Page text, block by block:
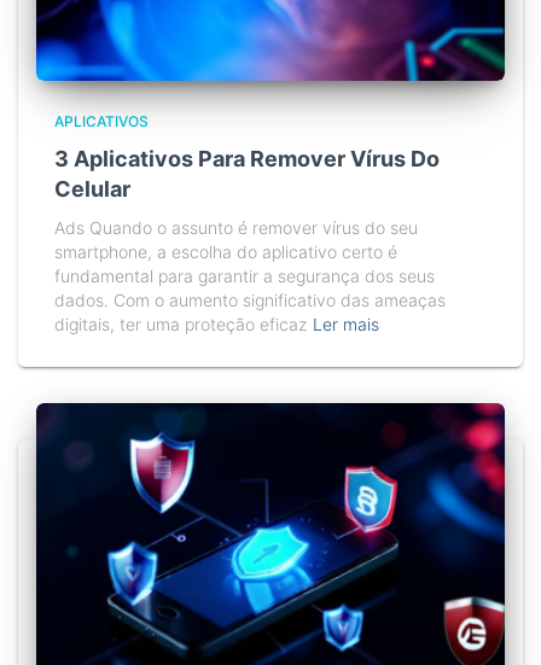
APLICATIVOS
3 Aplicativos Para Remover Vírus Do
Celular
Ads Quando o assunto é remover vírus do seu
smartphone, a escolha do aplicativo certo é
fundamental para garantir a segurança dos seus
dados. Com o aumento significativo das ameaças
digitais, ter uma proteção eficaz Ler mais